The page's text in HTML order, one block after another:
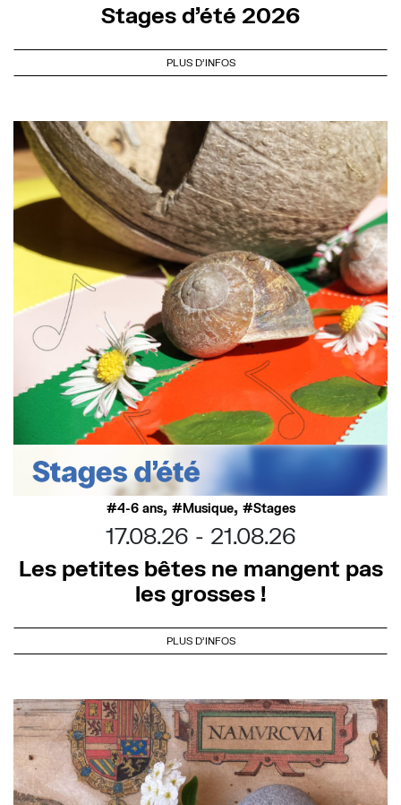
Stages d’été 2026
PLUS D'INFOS
4-6 ans, Musique, Stages
17.08.26
21.08.26
Les petites bêtes ne mangent pas
les grosses !
PLUS D'INFOS